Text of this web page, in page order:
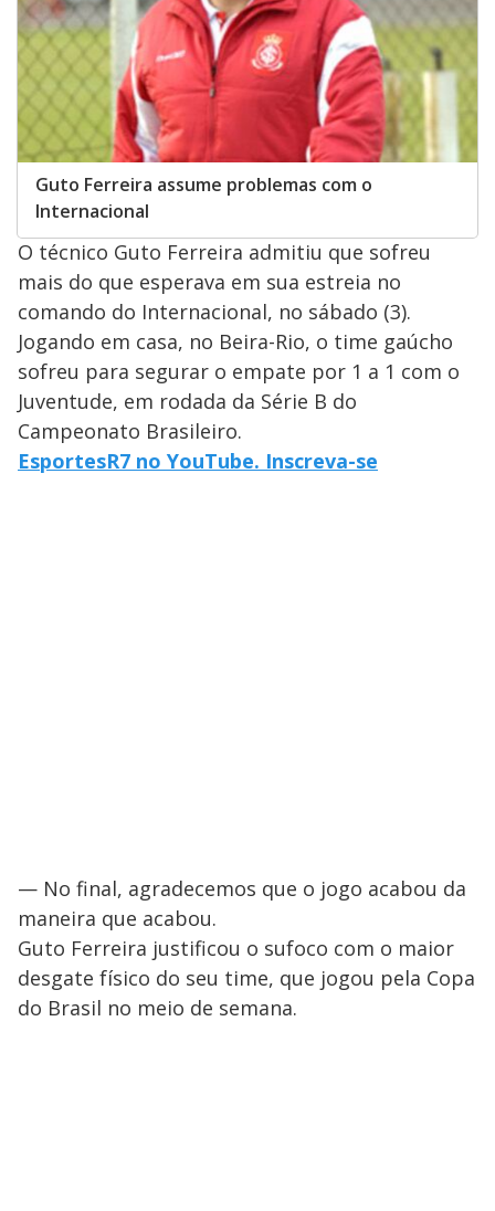
Guto Ferreira assume problemas com o
Internacional
O técnico Guto Ferreira admitiu que sofreu
mais do que esperava em sua estreia no
comando do Internacional, no sábado (3).
Jogando em casa, no Beira-Rio, o time gaúcho
sofreu para segurar o empate por 1 a 1 com o
Juventude, em rodada da Série B do
Campeonato Brasileiro.
EsportesR7 no YouTube. Inscreva-se
— No final, agradecemos que o jogo acabou da
maneira que acabou.
Guto Ferreira justificou o sufoco com o maior
desgate físico do seu time, que jogou pela Copa
do Brasil no meio de semana.